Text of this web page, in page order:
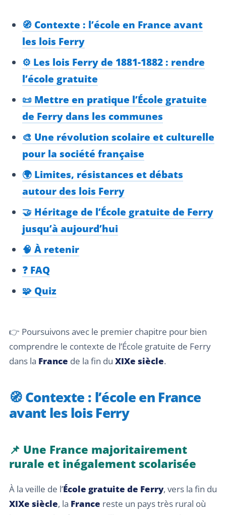
🧭 Contexte : l’école en France avant
les lois Ferry
⚙️ Les lois Ferry de 1881-1882 : rendre
l’école gratuite
📜 Mettre en pratique l’École gratuite
de Ferry dans les communes
🎨 Une révolution scolaire et culturelle
pour la société française
🌍 Limites, résistances et débats
autour des lois Ferry
🤝 Héritage de l’École gratuite de Ferry
jusqu’à aujourd’hui
🧠 À retenir
❓ FAQ
🧩 Quiz
👉 Poursuivons avec le premier chapitre pour bien
comprendre le contexte de l’École gratuite de Ferry
dans la France de la fin du XIXe siècle.
🧭 Contexte : l’école en France
avant les lois Ferry
📌 Une France majoritairement
rurale et inégalement scolarisée
À la veille de l’École gratuite de Ferry, vers la fin du
XIXe siècle, la France reste un pays très rural où